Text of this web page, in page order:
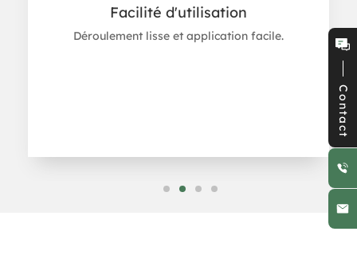
Facilité d'utilisation
Déroulement lisse et application facile.
Contact